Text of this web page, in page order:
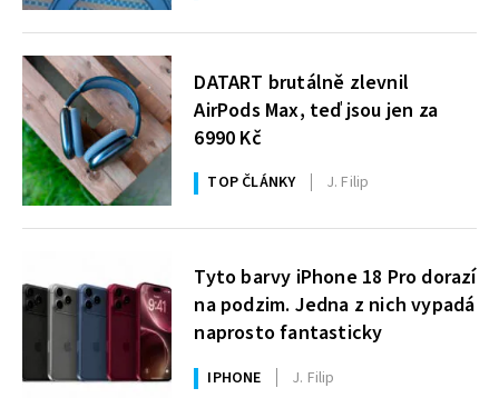
DATART brutálně zlevnil
AirPods Max, teď jsou jen za
6990 Kč
TOP ČLÁNKY J. Filip
Tyto barvy iPhone 18 Pro dorazí
na podzim. Jedna z nich vypadá
naprosto fantasticky
IPHONE J. Filip